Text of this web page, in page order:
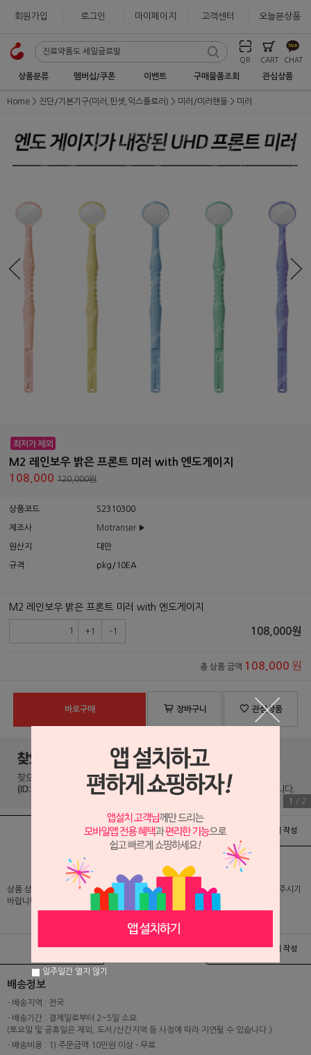
회원가입 로그인 마이페이지 고객센터 오늘본상품
QR CART CHAT
상품분류 멤버십/쿠폰 이벤트 구매물품조회 관심상품
Home 진단/기본기구(미러,핀셋,익스플로러) 미러/미러핸들 미러
M2 레인보우 밝은 프론트 미러 with 엔도게이지
108,000 120,000원
상품코드 S2310300
제조사 Motranser ▶
원산지 대만
규격 pkg/10EA
M2 레인보우 밝은 프론트 미러 with 엔도게이지
+1 -1 108,000원
총 상품 금액 108,000 원
바로구매 장바구니 관심상품
1 / 2
배송 및 교환/반품안내 상품후기 및 평가서 작성
상품 상세 설명 및 실제 구매 가격은 로그인 후 확인 가능하오니 반드시 로그인해 주시기
바랍니다.
상품정보 배송 및 교환/반품안내 상품후기 및 평가서 작성
배송정보
- 배송지역 : 전국
- 배송기간 : 결제일로부터 2~5일 소요
(토요일 및 공휴일은 제외, 도서/산간지역 등 사정에 따라 지연될 수 있습니다.)
- 배송비용 : 1) 주문금액 10만원 이상 - 무료
일주일간 열지 않기